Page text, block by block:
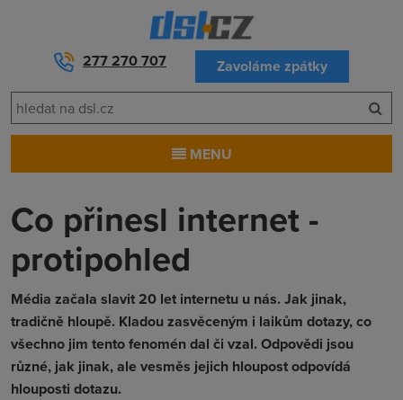
277 270 707 Zavoláme zpátky
MENU
Co přinesl internet -
protipohled
Média začala slavit 20 let internetu u nás. Jak jinak,
tradičně hloupě. Kladou zasvěceným i laikům dotazy, co
všechno jim tento fenomén dal či vzal. Odpovědi jsou
různé, jak jinak, ale vesměs jejich hloupost odpovídá
hlouposti dotazu.